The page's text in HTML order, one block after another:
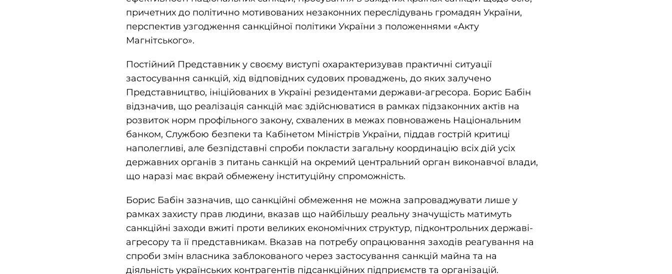
причетних до політично мотивованих незаконних переслідувань громадян України,
перспектив узгодження санкційної політики України з положеннями «Акту
Магнітського».
Постійний Представник у своєму виступі охарактеризував практичні ситуації
застосування санкцій, хід відповідних судових проваджень, до яких залучено
Представництво, ініційованих в Україні резидентами держави-агресора. Борис Бабін
відзначив, що реалізація санкцій має здійснюватися в рамках підзаконних актів на
розвиток норм профільного закону, схвалених в межах повноважень Національним
банком, Службою безпеки та Кабінетом Міністрів України, піддав гострій критиці
наполегливі, але безпідставні спроби покласти загальну координацію всіх дій усіх
державних органів з питань санкцій на окремий центральний орган виконавчої влади,
що наразі має вкрай обмежену інституційну спроможність.
Борис Бабін зазначив, що санкційні обмеження не можна запроваджувати лише у
рамках захисту прав людини, вказав що найбільшу реальну значущість матимуть
санкційні заходи вжиті проти великих економічних структур, підконтрольних державі-
агресору та її представникам. Вказав на потребу опрацювання заходів реагування на
спроби змін власника заблокованого через застосування санкцій майна та на
діяльність українських контрагентів підсанкційних підприємств та організацій.